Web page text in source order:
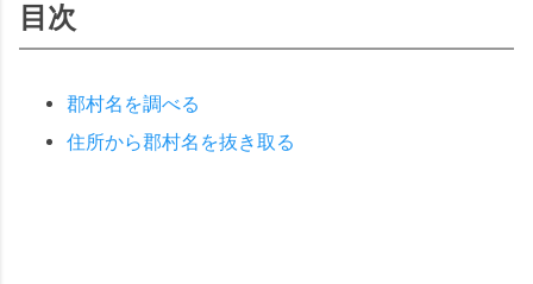
目次
郡村名を調べる
住所から郡村名を抜き取る